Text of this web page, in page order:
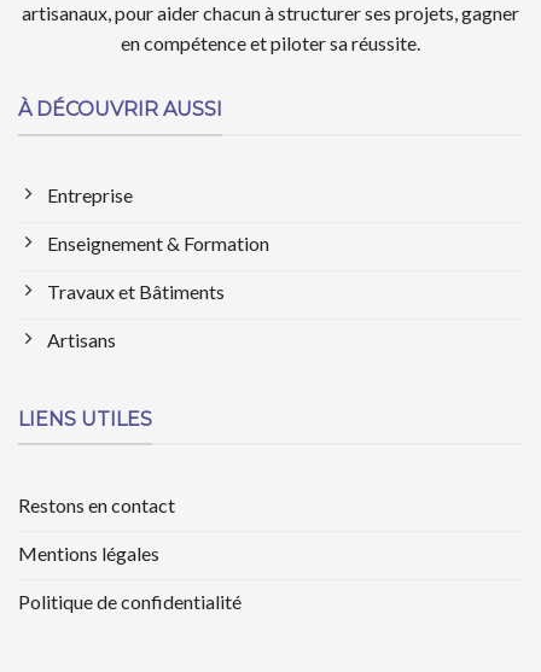
artisanaux, pour aider chacun à structurer ses projets, gagner
en compétence et piloter sa réussite.
À DÉCOUVRIR AUSSI
Entreprise
Enseignement & Formation
Travaux et Bâtiments
Artisans
LIENS UTILES
Restons en contact
Mentions légales
Politique de confidentialité